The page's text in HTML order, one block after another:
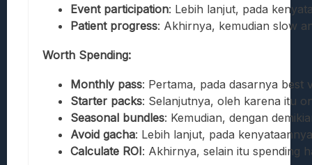
Event participation: Lebih lanjut, pada
Patient progress: Akhirnya, kemudian slow
Worth Spending:
Monthly pass: Pertama, pada dasarnya best
Starter packs: Selanjutnya, oleh karena itu
Seasonal bundles: Kemudian, dengan
Avoid gacha: Lebih lanjut, pada
Calculate ROI: Akhirnya, selain itu spending